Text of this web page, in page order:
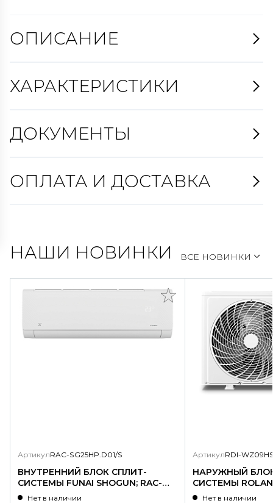
ОПИСАНИЕ
ХАРАКТЕРИСТИКИ
ДОКУМЕНТЫ
ОПЛАТА И ДОСТАВКА
НАШИ НОВИНКИ ВСЕ НОВИНКИ
АртикулRAC-SG25HP.D01/S
ВНУТРЕННИЙ БЛОК СПЛИТ-
СИСТЕМЫ FUNAI SHOGUN; RAC-
SG25HP.D01/S
Нет в наличии
АртикулRDI-
НАРУЖНЫЙ
СИСТЕМЫ
WZ09HSS/N1-
Нет в наличии